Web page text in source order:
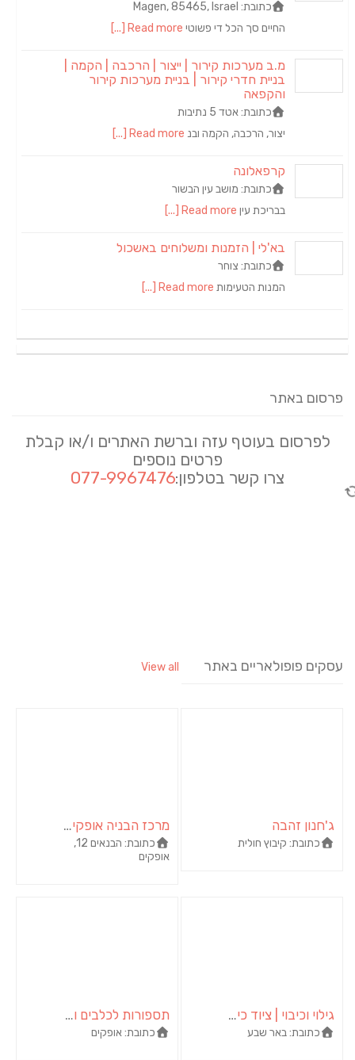
כתובת:Magen, 85465, Israel
החיים סך הכל די פשוטיRead more [...]
מ.ב מערכות קירור | ייצור | הרכבה | הקמה |
בניית חדרי קירור | בניית מערכות קירור
והקפאה
כתובת:אטד 5 נתיבות
יצור, הרכבה, הקמה ובנRead more [...]
קרפאלונה
כתובת:מושב עין הבשור
בבריכת עיןRead more [...]
בא'לי | הזמנות ומשלוחים באשכול
כתובת:צוחר
המנות הטעימותRead more [...]
פרסום באתר
לפרסום בעוטף עזה וברשת האתרים ו/או קבלת
פרטים נוספים
צרו קשר בטלפון:077-9967476
עסקים פופולאריים באתר View all
ג'חנון זהבה
כתובת:קיבוץ חולית
מרכז הבניה אופקים – מ.ד אספקה טכנית בע"מ
כתובת:
הבנאים 12,
אופקים
גילוי וכיבוי | ציוד כיבוי אש | מערכות גילוי וכיבוי אש
כתובת:באר שבע
תספורות לכלבים וחתולים
כתובת:אופקים